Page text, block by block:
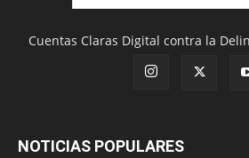
Cuentas Claras Digital contra la
NOTICIAS POPULARES